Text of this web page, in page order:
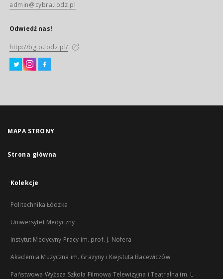
admin@cybra.lodz.pl
Odwiedź nas!
http://bg.p.lodz.pl/
MAPA STRONY
Strona główna
Kolekcje
Politechnika Łódzka
Uniwersytet Medyczny
Instytut Medycyny Pracy im. prof. J. Nofera
Akademia Muzyczna im. Grażyny i Kiejstuta Bacewiczów
Państwowa Wyższa Szkoła Filmowa Telewizyjna i Teatralna im. L.